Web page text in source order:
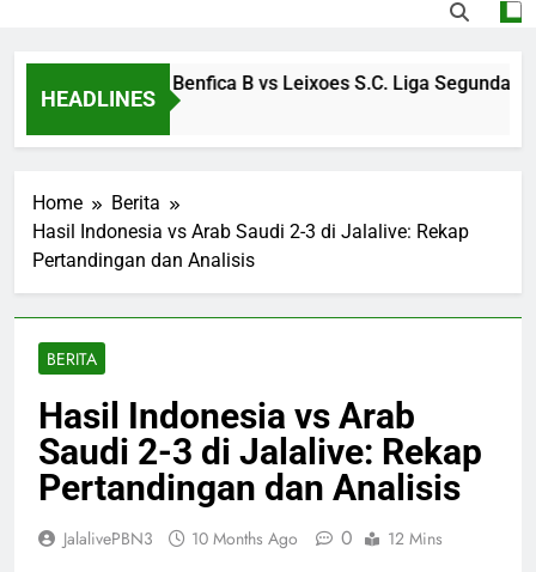
HEADLINES
Streaming S.L. Benfica B vs Leixoes S.C. Liga Segunda
Ago
Home
Berita
Hasil Indonesia vs Arab Saudi 2-3 di Jalalive: Rekap
Pertandingan dan Analisis
BERITA
Hasil Indonesia vs Arab
Saudi 2-3 di Jalalive: Rekap
Pertandingan dan Analisis
JalalivePBN3 10 Months Ago 0 12 Mins